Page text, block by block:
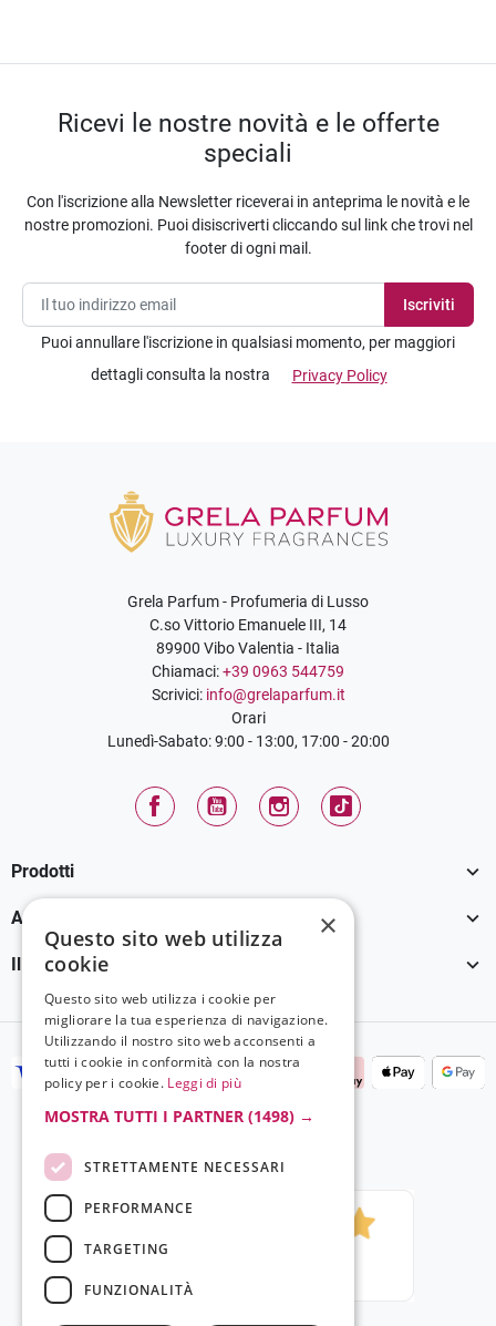
Ricevi le nostre novità e le offerte
speciali
Con l'iscrizione alla Newsletter riceverai in anteprima le novità e le
nostre promozioni. Puoi disiscriverti cliccando sul link che trovi nel
footer di ogni mail.
Puoi annullare l'iscrizione in qualsiasi momento, per maggiori
dettagli consulta la nostra
Privacy Policy
Grela Parfum - Profumeria di Lusso
C.so Vittorio Emanuele III, 14
89900 Vibo Valentia - Italia
Chiamaci:+39 0963 544759
Scrivici: info@grelaparfum.it
Orari
Lunedì-Sabato: 9:00 - 13:00, 17:00 - 20:00
FacebookYouTube InstagramTikTok
Prodotti 
Assistenza Clienti 
Il tuo account 
×
Questo sito web utilizza
cookie
Questo sito web utilizza i cookie per
migliorare la tua esperienza di navigazione.
Utilizzando il nostro sito web acconsenti a
tutti i cookie in conformità con la nostra
policy per i cookie. Leggi di più
MOSTRA TUTTI I PARTNER (1498) →
STRETTAMENTE NECESSARI
PERFORMANCE
TARGETING
FUNZIONALITÀ